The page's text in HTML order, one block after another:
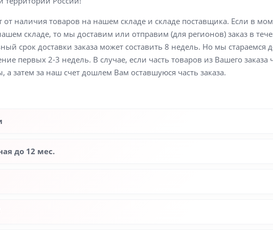
от наличия товаров на нашем складе и складе поставщика. Если в
складе, то мы доставим или отправим (для регионов) заказ в
срок доставки заказа может составить 8 недель. Но мы стараемся
первых 2-3 недель. В случае, если часть товаров из Вашего
затем за наш счет дошлем Вам оставшуюся часть заказа.
до 12 мес.